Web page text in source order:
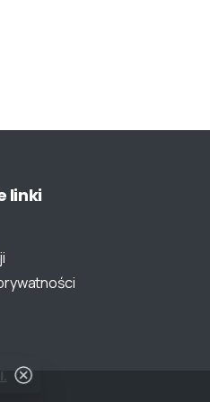
linki